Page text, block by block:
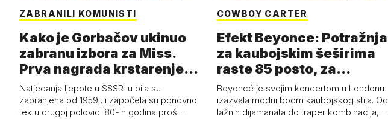
ZABRANILI KOMUNISTI
Kako je Gorbačov ukinuo
zabranu izbora za Miss.
Prva nagrada krstarenje
Jadran…
Natjecanja ljepote u SSSR-u bila su
zabranjena od 1959., i započela su ponovno
tek u drugoj polovici 80-ih godina prošl…
COWBOY CARTER
Efekt Beyonce: Potražnja
za kaubojskim šeširima
raste 85 posto, za
čizmama 53 p…
Beyoncé je svojim koncertom u Londonu
izazvala modni boom kaubojskog stila. Od
lažnih dijamanata do traper kombinacija,…